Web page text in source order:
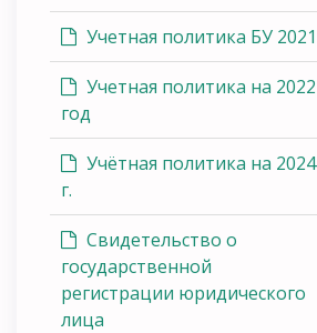
Учетная политика БУ 2021
Учетная политика на 2022
год
Учётная политика на 2024
г.
Свидетельство о
государственной
регистрации юридического
лица